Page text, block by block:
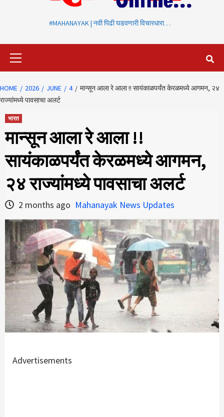
#MAHANAYAK | नवी पिढी घडवणारी विचारधारा…
HOME 2026 JUNE 4
मान्सून आला रे आला !! सायंकाळपर्यंत केरळमध्ये आगमन, २४
राज्यांमध्ये पावसाचा अलर्ट
भारत
मान्सून आला रे आला !!
सायंकाळपर्यंत केरळमध्ये आगमन,
२४ राज्यांमध्ये पावसाचा अलर्ट
2 months ago Mahanayak News Updates
Advertisements